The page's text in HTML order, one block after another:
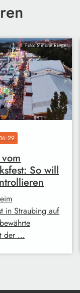
Foto: Simone Rieger
So will
in Straubing auf
der …